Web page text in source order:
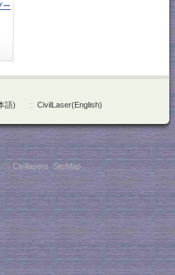
ー
語) :: CivilLaser(English)
Civillasers SiteMap